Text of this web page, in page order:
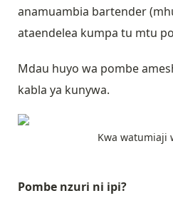
anamuambia bartender
ataendelea kumpa tu mtu
Mdau huyo wa pombe
kabla ya kunywa.
Kwa watumiaji
Pombe nzuri ni ipi?